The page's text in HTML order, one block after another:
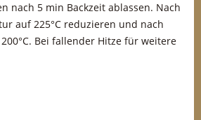
nach 5 min Backzeit ablassen. Nach
auf 225°C reduzieren und nach
Bei fallender Hitze für weitere